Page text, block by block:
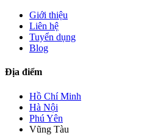
Giới thiệu
Liên hệ
Tuyển dụng
Blog
Địa điểm
Hồ Chí Minh
Hà Nội
Phú Yên
Vũng Tàu